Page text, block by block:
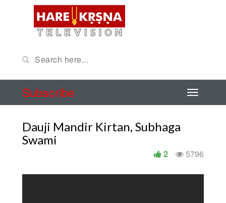
Subscribe
Dauji Mandir Kirtan, Subhaga
Swami
5796
2